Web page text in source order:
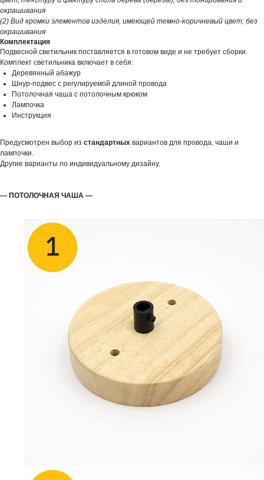
окрашивания
(2) Вид кромки элементов изделия, имеющей темно-коричневый цвет; без
окрашивания
Комплектация
Подвесной светильник поставляется в готовом виде и не требует сборки.
Комплект светильника включает в себя:
Деревянный абажур
Шнур-подвес с регулируемой длиной провода
Потолочная чаша с потолочным крюком
Лампочка
Инструкция
Предусмотрен выбор из стандартных вариантов для провода, чаши и
лампочки.
Другие варианты по индивидуальному дизайну.
— ПОТОЛОЧНАЯ ЧАША —